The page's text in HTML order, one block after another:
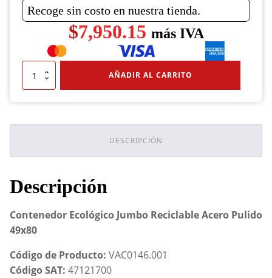
Recoge sin costo en nuestra tienda.
$7,950.15 más IVA
Contenedor
Ecológico
Reciclable
AÑADIR AL CARRITO
DESCRIPCIÓN
Descripción
Contenedor Ecológico Jumbo Reciclable Acero Pulido
49x80
Código de Producto: VAC0146.001
Código SAT: 47121700